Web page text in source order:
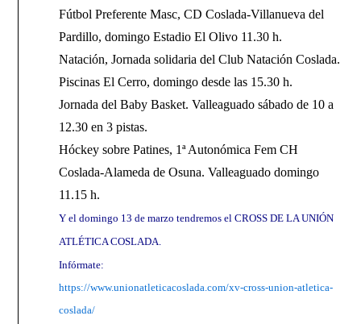
Fútbol Preferente Masc, CD Coslada-Villanueva del
Pardillo, domingo Estadio El Olivo 11.30 h.
Natación, Jornada solidaria del Club Natación Coslada.
Piscinas El Cerro, domingo desde las 15.30 h.
Jornada del Baby Basket. Valleaguado sábado de 10 a
12.30 en 3 pistas.
Hóckey sobre Patines, 1ª Autonómica Fem CH
Coslada-Alameda de Osuna. Valleaguado domingo
11.15 h.
Y el domingo 13 de marzo tendremos el CROSS DE LA UNIÓN
ATLÉTICA COSLADA.
Infórmate:
https://www.unionatleticacoslada.com/xv-cross-union-atletica-
coslada/